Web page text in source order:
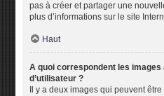
pas à créer et partager une
plus d’informations sur le site
Haut
A quoi correspondent les images
d’utilisateur ?
Il y a deux images qui peuvent